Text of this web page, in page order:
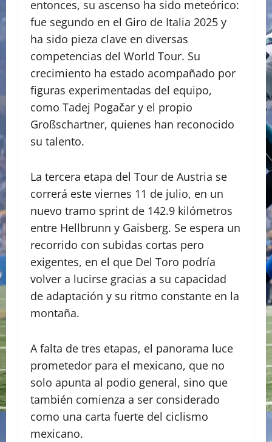
entonces, su ascenso ha sido meteórico:
fue segundo en el Giro de Italia 2025 y
ha sido pieza clave en diversas
competencias del World Tour. Su
crecimiento ha estado acompañado por
figuras experimentadas del equipo,
como Tadej Pogačar y el propio
Großschartner, quienes han reconocido
su talento.
La tercera etapa del Tour de Austria se
correrá este viernes 11 de julio, en un
nuevo tramo sprint de 142.9 kilómetros
entre Hellbrunn y Gaisberg. Se espera un
recorrido con subidas cortas pero
exigentes, en el que Del Toro podría
volver a lucirse gracias a su capacidad
de adaptación y su ritmo constante en la
montaña.
A falta de tres etapas, el panorama luce
prometedor para el mexicano, que no
solo apunta al podio general, sino que
también comienza a ser considerado
como una carta fuerte del ciclismo
mexicano.